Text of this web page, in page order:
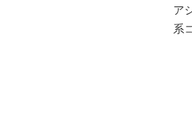
ア
系